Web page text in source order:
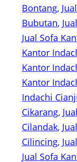
Bontang,
Bubutan,
Jual Sofa
Kantor
Kantor
Kantor
Indachi
Cikarang,
Cilandak,
Cilincing,
Jual Sofa